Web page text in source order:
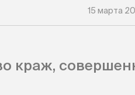
15 марта
краж,